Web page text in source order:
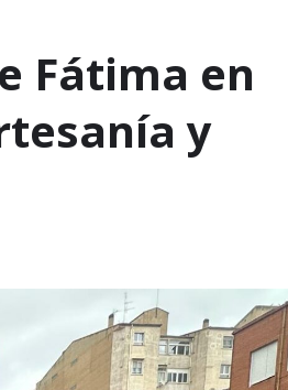
Fátima en
y